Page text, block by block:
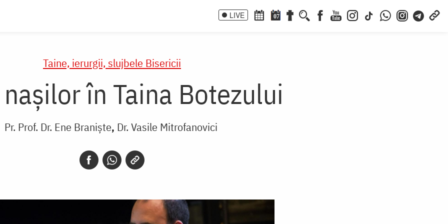
LIVE 07
Taine, ierurgii, slujbele Bisericii
în Taina Botezului
Pr. Prof. Dr. Ene Braniște Dr. Vasile Mitrofanovici